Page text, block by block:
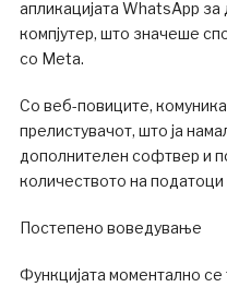
апликацијата WhatsApp за
компјутер, што значеше
со Meta.
Со веб-повиците,
прелистувачот, што ја
дополнителен софтвер и
количеството на
Постепено воведување
Функцијата моментално се